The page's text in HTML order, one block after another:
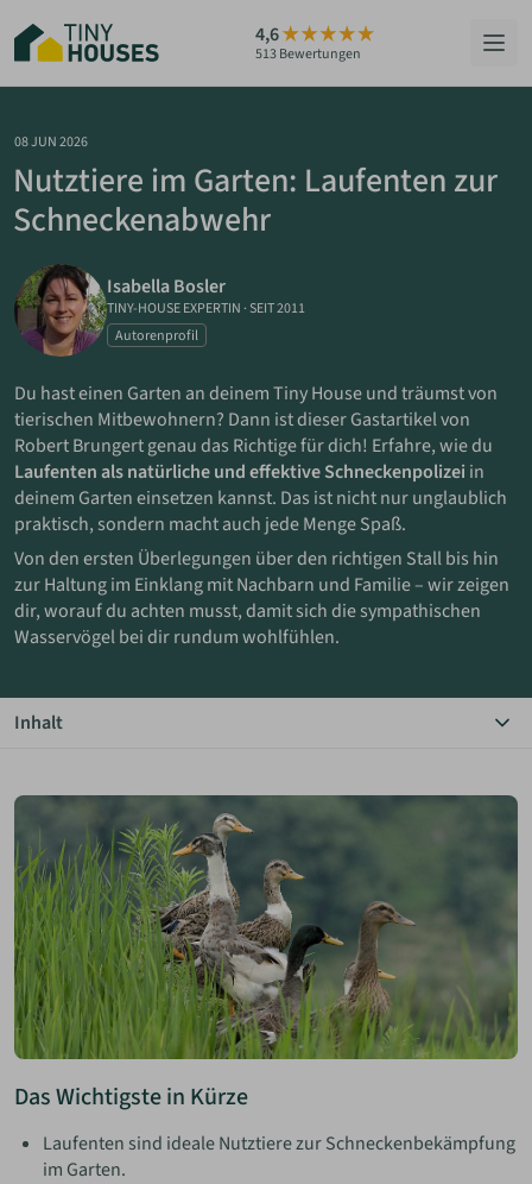
Hauptinhalt
springen
4,6
513 Bewertungen
HÄUSER
BERATUNG
RATGEBER
ÜBER UNS
ZUM HAUS-FINDER
PARTNER WERDEN
ANMELDEN
08 JUN 2026
Nutztiere im Garten: Laufenten zur
Schneckenabwehr
Isabella Bosler
TINY-HOUSE EXPERTIN · SEIT 2011
Autorenprofil
Du hast einen Garten an deinem Tiny House und träumst von
tierischen Mitbewohnern? Dann ist dieser Gastartikel von
Robert Brungert genau das Richtige für dich! Erfahre, wie du
Laufenten als natürliche und effektive Schneckenpolizei in
deinem Garten einsetzen kannst. Das ist nicht nur unglaublich
praktisch, sondern macht auch jede Menge Spaß.
Von den ersten Überlegungen über den richtigen Stall bis hin
zur Haltung im Einklang mit Nachbarn und Familie – wir zeigen
dir, worauf du achten musst, damit sich die sympathischen
Wasservögel bei dir rundum wohlfühlen.
Inhalt
Was sagen die Nachbarn?
Das mardersichere Entenhaus
Laufenten im Garten
Entenhaltung mit Kindern
Das Wichtigste in Kürze
Laufenten sind ideale Nutztiere zur Schneckenbekämpfung
im Garten.